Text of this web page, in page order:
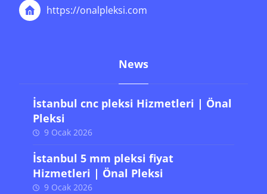
https://onalpleksi.com
News
İstanbul cnc pleksi Hizmetleri | Önal
Pleksi
9 Ocak 2026
İstanbul 5 mm pleksi fiyat
Hizmetleri | Önal Pleksi
9 Ocak 2026